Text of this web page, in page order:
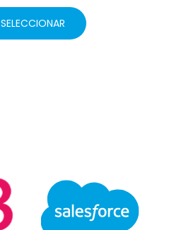
SELECCIONAR